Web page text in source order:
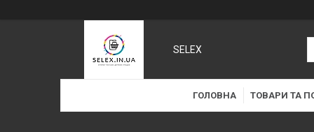
SELEX
ГОЛОВНА ТОВАРИ ТА